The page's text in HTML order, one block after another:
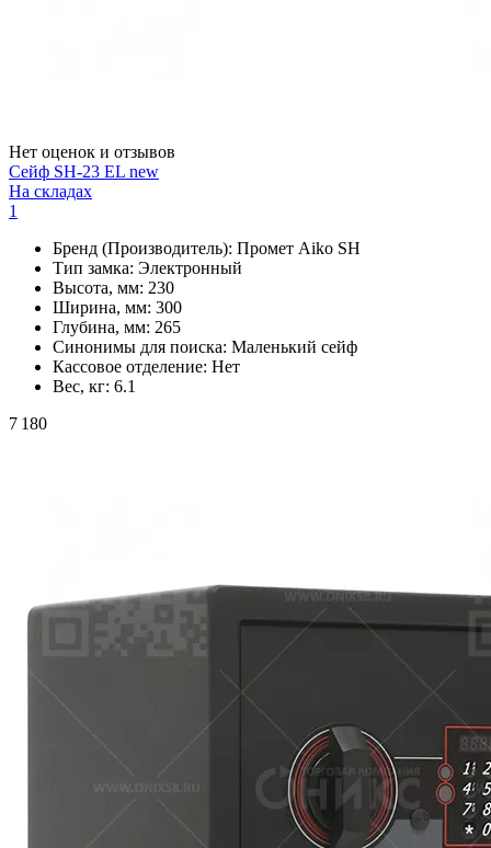
Нет оценок и отзывов
Сейф SH-23 EL new
На складах
1
Бренд (Производитель): Промет Aiko SH
Тип замка: Электронный
Высота, мм: 230
Ширина, мм: 300
Глубина, мм: 265
Синонимы для поиска: Маленький сейф
Кассовое отделение: Нет
Вес, кг: 6.1
7 180